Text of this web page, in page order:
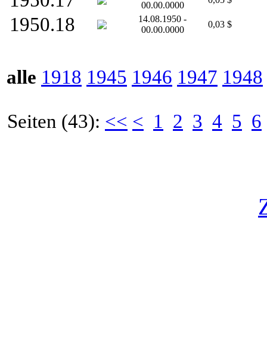
00.00.0000
1950.18
14.08.1950 -
00.00.0000
0,03 $
alle 1918 1945 1946 1947 1948
Seiten (43): << < 1 2 3 4 5 6